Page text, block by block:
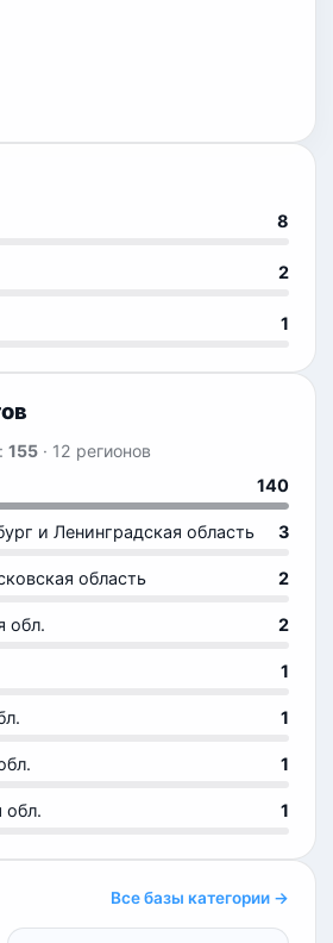
8
2
1
155 · 12 регионов
140
и Ленинградская область 3
область 2
обл. 2
1
1
1
обл. 1
Все базы категории →